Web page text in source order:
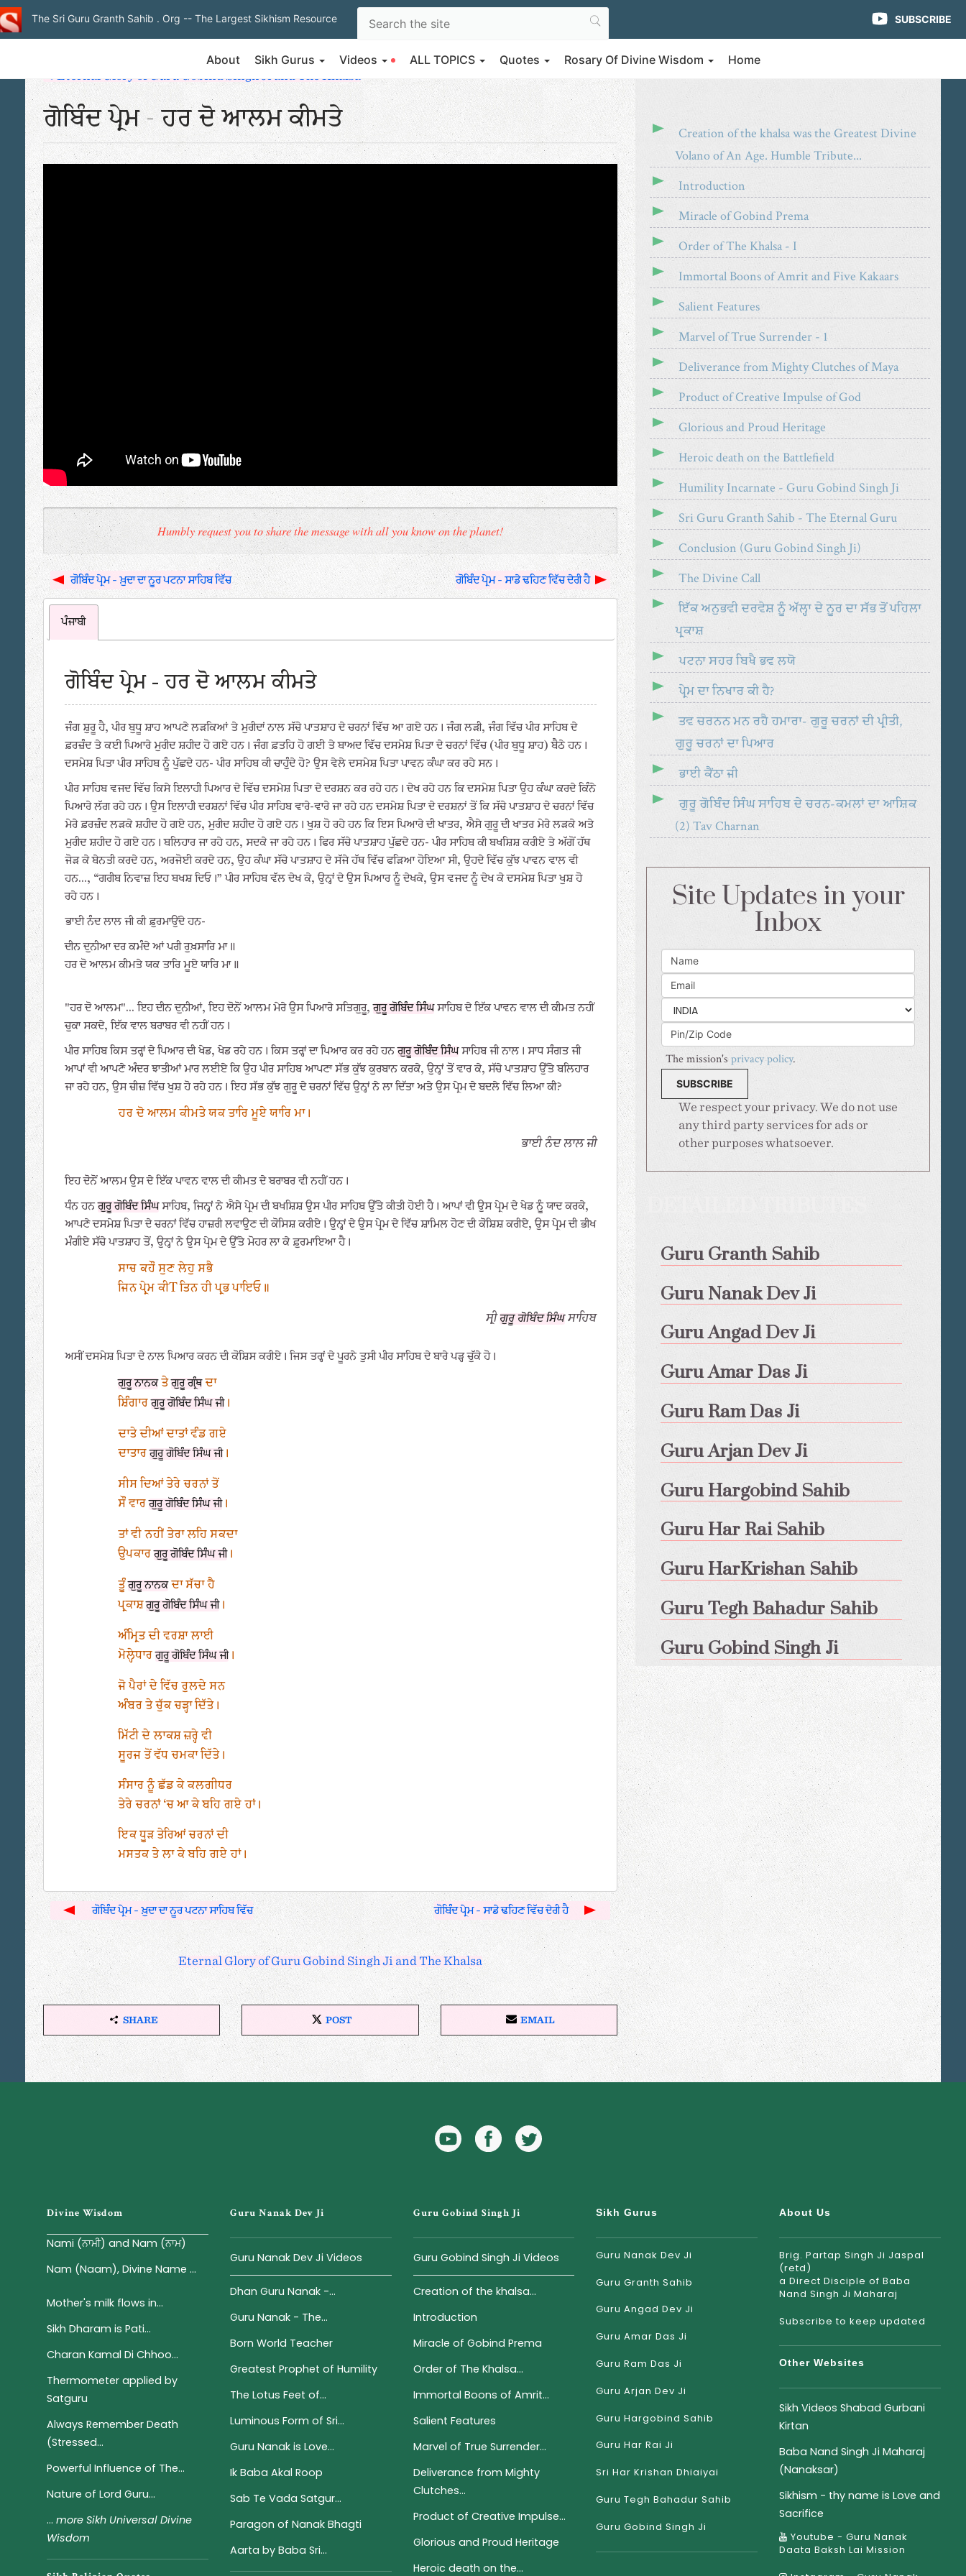
The Sri Guru Granth Sahib . Org -- The Largest Sikhism Resource SUBSCRIBE
About Sikh Gurus Videos ALL TOPICS Quotes Rosary Of Divine Wisdom Home
ਗੋਬਿੰਦ ਪ੍ਰੇਮ - ਹਰ ਦੋ ਆਲਮ ਕੀਮਤੇ
Humbly request you to share the message with all you know on the planet!
ਗੋਬਿੰਦ ਪ੍ਰੇਮ - ਖ਼ੁਦਾ ਦਾ ਨੂਰ ਪਟਨਾ ਸਾਹਿਬ ਵਿੱਚ ਗੋਬਿੰਦ ਪ੍ਰੇਮ - ਸਾਡੇ ਢਹਿਣ ਵਿੱਚ ਦੇਰੀ ਹੈ
ਪੰਜਾਬੀ
ਗੋਬਿੰਦ ਪ੍ਰੇਮ - ਹਰ ਦੋ ਆਲਮ ਕੀਮਤੇ
ਜੰਗ ਸ਼ੁਰੂ ਹੈ, ਪੀਰ ਬੁਧੂ ਸ਼ਾਹ ਆਪਣੇ ਲੜਕਿਆਂ ਤੇ ਮੁਰੀਦਾਂ ਨਾਲ ਸੱਚੇ ਪਾਤਸ਼ਾਹ ਦੇ ਚਰਨਾਂ ਵਿੱਚ ਆ ਗਏ ਹਨ। ਜੰਗ ਲੜੀ, ਜੰਗ ਵਿੱਚ ਪੀਰ ਸਾਹਿਬ ਦੇ
ਫ਼ਰਜ਼ੰਦ ਤੇ ਕਈ ਪਿਆਰੇ ਮੁਰੀਦ ਸ਼ਹੀਦ ਹੋ ਗਏ ਹਨ। ਜੰਗ ਫ਼ਤਹਿ ਹੋ ਗਈ ਤੇ ਬਾਅਦ ਵਿੱਚ ਦਸਮੇਸ਼ ਪਿਤਾ ਦੇ ਚਰਨਾਂ ਵਿੱਚ (ਪੀਰ ਬੁਧੂ ਸ਼ਾਹ) ਬੈਠੇ ਹਨ।
ਦਸਮੇਸ਼ ਪਿਤਾ ਪੀਰ ਸਾਹਿਬ ਨੂੰ ਪੁੱਛਦੇ ਹਨ- ਪੀਰ ਸਾਹਿਬ ਕੀ ਚਾਹੁੰਦੇ ਹੋ? ਉਸ ਵੇਲੇ ਦਸਮੇਸ਼ ਪਿਤਾ ਪਾਵਨ ਕੰਘਾ ਕਰ ਰਹੇ ਸਨ।
ਪੀਰ ਸਾਹਿਬ ਵਜਦ ਵਿੱਚ ਕਿਸੇ ਇਲਾਹੀ ਪਿਆਰ ਦੇ ਵਿੱਚ ਦਸਮੇਸ਼ ਪਿਤਾ ਦੇ ਦਰਸ਼ਨ ਕਰ ਰਹੇ ਹਨ। ਦੇਖ ਰਹੇ ਹਨ ਕਿ ਦਸਮੇਸ਼ ਪਿਤਾ ਉਹ ਕੰਘਾ ਕਰਦੇ ਕਿੰਨੇ
ਪਿਆਰੇ ਲੱਗ ਰਹੇ ਹਨ। ਉਸ ਇਲਾਹੀ ਦਰਸ਼ਨਾਂ ਵਿੱਚ ਪੀਰ ਸਾਹਿਬ ਵਾਰੇ-ਵਾਰੇ ਜਾ ਰਹੇ ਹਨ ਦਸਮੇਸ਼ ਪਿਤਾ ਦੇ ਦਰਸ਼ਨਾਂ ਤੋਂ ਕਿ ਸੱਚੇ ਪਾਤਸ਼ਾਹ ਦੇ ਚਰਨਾਂ ਵਿੱਚ
ਮੇਰੇ ਫ਼ਰਜ਼ੰਦ ਲੜਕੇ ਸ਼ਹੀਦ ਹੋ ਗਏ ਹਨ, ਮੁਰੀਦ ਸ਼ਹੀਦ ਹੋ ਗਏ ਹਨ। ਖੁਸ਼ ਹੋ ਰਹੇ ਹਨ ਕਿ ਇਸ ਪਿਆਰੇ ਦੀ ਖਾਤਰ, ਐਸੇ ਗੁਰੂ ਦੀ ਖਾਤਰ ਮੇਰੇ ਲੜਕੇ ਅਤੇ
ਮੁਰੀਦ ਸ਼ਹੀਦ ਹੋ ਗਏ ਹਨ। ਬਲਿਹਾਰ ਜਾ ਰਹੇ ਹਨ, ਸਦਕੇ ਜਾ ਰਹੇ ਹਨ। ਫਿਰ ਸੱਚੇ ਪਾਤਸ਼ਾਹ ਪੁੱਛਦੇ ਹਨ- ਪੀਰ ਸਾਹਿਬ ਕੀ ਬਖਸ਼ਿਸ਼ ਕਰੀਏ ਤੇ ਅੱਗੋਂ ਹੱਥ
ਜੋੜ ਕੇ ਬੇਨਤੀ ਕਰਦੇ ਹਨ, ਅਰਜੋਈ ਕਰਦੇ ਹਨ, ਉਹ ਕੰਘਾ ਸੱਚੇ ਪਾਤਸ਼ਾਹ ਦੇ ਸੱਜੇ ਹੱਥ ਵਿੱਚ ਫੜਿਆ ਹੋਇਆ ਸੀ, ਉਹਦੇ ਵਿੱਚ ਕੁੱਝ ਪਾਵਨ ਵਾਲ ਵੀ
ਹਨ..., “ਗਰੀਬ ਨਿਵਾਜ਼ ਇਹ ਬਖਸ਼ ਦਿਓ।” ਪੀਰ ਸਾਹਿਬ ਵੱਲ ਦੇਖ ਕੇ, ਉਨ੍ਹਾਂ ਦੇ ਉਸ ਪਿਆਰ ਨੂੰ ਦੇਖਕੇ, ਉਸ ਵਜਦ ਨੂੰ ਦੇਖ ਕੇ ਦਸਮੇਸ਼ ਪਿਤਾ ਖੁਸ਼ ਹੋ
ਰਹੇ ਹਨ।
ਭਾਈ ਨੰਦ ਲਾਲ ਜੀ ਕੀ ਫ਼ੁਰਮਾਉਂਦੇ ਹਨ-
ਦੀਨ ਦੁਨੀਆ ਦਰ ਕਮੰਦੇ ਆਂ ਪਰੀ ਰੁਖ਼ਸਾਰਿ ਮਾ॥
ਹਰ ਦੋ ਆਲਮ ਕੀਮਤੇ ਯਕ ਤਾਰਿ ਮੂਏ ਯਾਰਿ ਮਾ॥
"ਹਰ ਦੋ ਆਲਮ"... ਇਹ ਦੀਨ ਦੁਨੀਆਂ, ਇਹ ਦੋਨੋਂ ਆਲਮ ਮੇਰੇ ਉਸ ਪਿਆਰੇ ਸਤਿਗੁਰੂ,ਗੁਰੂ ਗੋਬਿੰਦ ਸਿੰਘਸਾਹਿਬ ਦੇ ਇੱਕ ਪਾਵਨ ਵਾਲ ਦੀ ਕੀਮਤ ਨਹੀਂ
ਚੁਕਾ ਸਕਦੇ, ਇੱਕ ਵਾਲ ਬਰਾਬਰ ਵੀ ਨਹੀਂ ਹਨ।
ਪੀਰ ਸਾਹਿਬ ਕਿਸ ਤਰ੍ਹਾਂ ਦੇ ਪਿਆਰ ਦੀ ਖੇਡ, ਖੇਡ ਰਹੇ ਹਨ। ਕਿਸ ਤਰ੍ਹਾਂ ਦਾ ਪਿਆਰ ਕਰ ਰਹੇ ਹਨਗੁਰੂ ਗੋਬਿੰਦ ਸਿੰਘਸਾਹਿਬ ਜੀ ਨਾਲ। ਸਾਧ ਸੰਗਤ ਜੀ
ਆਪਾਂ ਵੀ ਆਪਣੇ ਅੰਦਰ ਝਾਤੀਆਂ ਮਾਰ ਲਈਏ ਕਿ ਉਹ ਪੀਰ ਸਾਹਿਬ ਆਪਣਾ ਸੱਭ ਕੁੱਝ ਕੁਰਬਾਨ ਕਰਕੇ, ਉਨ੍ਹਾਂ ਤੋਂ ਵਾਰ ਕੇ, ਸੱਚੇ ਪਾਤਸ਼ਾਹ ਉੱਤੇ ਬਲਿਹਾਰ
ਜਾ ਰਹੇ ਹਨ, ਉਸ ਚੀਜ਼ ਵਿੱਚ ਖੁਸ਼ ਹੋ ਰਹੇ ਹਨ। ਇਹ ਸੱਭ ਕੁੱਝ ਗੁਰੂ ਦੇ ਚਰਨਾਂ ਵਿੱਚ ਉਨ੍ਹਾਂ ਨੇ ਲਾ ਦਿੱਤਾ ਅਤੇ ਉਸ ਪ੍ਰੇਮ ਦੇ ਬਦਲੇ ਵਿੱਚ ਲਿਆ ਕੀ?
ਹਰ ਦੋ ਆਲਮ ਕੀਮਤੇ ਯਕ ਤਾਰਿ ਮੂਏ ਯਾਰਿ ਮਾ।
ਭਾਈ ਨੰਦ ਲਾਲ ਜੀ
ਇਹ ਦੋਨੋਂ ਆਲਮ ਉਸ ਦੇ ਇੱਕ ਪਾਵਨ ਵਾਲ ਦੀ ਕੀਮਤ ਦੇ ਬਰਾਬਰ ਵੀ ਨਹੀਂ ਹਨ।
ਧੰਨ ਹਨਗੁਰੂ ਗੋਬਿੰਦ ਸਿੰਘਸਾਹਿਬ, ਜਿਨ੍ਹਾਂ ਨੇ ਐਸੇ ਪ੍ਰੇਮ ਦੀ ਬਖਸ਼ਿਸ਼ ਉਸ ਪੀਰ ਸਾਹਿਬ ਉੱਤੇ ਕੀਤੀ ਹੋਈ ਹੈ। ਆਪਾਂ ਵੀ ਉਸ ਪ੍ਰੇਮ ਦੇ ਖੇਡ ਨੂੰ ਯਾਦ ਕਰਕੇ,
ਆਪਣੇ ਦਸਮੇਸ਼ ਪਿਤਾ ਦੇ ਚਰਨਾਂ ਵਿੱਚ ਹਾਜ਼ਰੀ ਲਵਾਉਣ ਦੀ ਕੋਸਿਸ਼ ਕਰੀਏ। ਉਨ੍ਹਾਂ ਦੇ ਉਸ ਪ੍ਰੇਮ ਦੇ ਵਿੱਚ ਸ਼ਾਮਿਲ ਹੋਣ ਦੀ ਕੋਸ਼ਿਸ਼ ਕਰੀਏ, ਉਸ ਪ੍ਰੇਮ ਦੀ ਭੀਖ
ਮੰਗੀਏ ਸੱਚੇ ਪਾਤਸ਼ਾਹ ਤੋਂ, ਉਨ੍ਹਾਂ ਨੇ ਉਸ ਪ੍ਰੇਮ ਦੇ ਉੱਤੇ ਮੋਹਰ ਲਾ ਕੇ ਫ਼ੁਰਮਾਇਆ ਹੈ।
ਸਾਚ ਕਹੌ ਸੁਣ ਲੇਹੁ ਸਭੈ
ਜਿਨ ਪ੍ਰੇਮ ਕੀT ਤਿਨ ਹੀ ਪ੍ਰਭ ਪਾਇਓ॥
ਸ੍ਰੀਗੁਰੂ ਗੋਬਿੰਦ ਸਿੰਘਸਾਹਿਬ
ਅਸੀਂ ਦਸਮੇਸ਼ ਪਿਤਾ ਦੇ ਨਾਲ ਪਿਆਰ ਕਰਨ ਦੀ ਕੋਸ਼ਿਸ ਕਰੀਏ। ਜਿਸ ਤਰ੍ਹਾਂ ਦੇ ਪੂਰਨੇ ਤੁਸੀ ਪੀਰ ਸਾਹਿਬ ਦੇ ਬਾਰੇ ਪੜ੍ਹ ਚੁੱਕੇ ਹੋ।
ਗੁਰੂ ਨਾਨਕਤੇਗੁਰੂ ਗ੍ਰੰਥਦਾ
ਸ਼ਿੰਗਾਰਗੁਰੂ ਗੋਬਿੰਦ ਸਿੰਘ ਜੀ।
ਦਾਤੇ ਦੀਆਂ ਦਾਤਾਂ ਵੰਡ ਗਏ
ਦਾਤਾਰਗੁਰੂ ਗੋਬਿੰਦ ਸਿੰਘ ਜੀ।
ਸੀਸ ਦਿਆਂ ਤੇਰੇ ਚਰਨਾਂ ਤੋਂ
ਸੌ ਵਾਰਗੁਰੂ ਗੋਬਿੰਦ ਸਿੰਘ ਜੀ।
ਤਾਂ ਵੀ ਨਹੀਂ ਤੇਰਾ ਲਹਿ ਸਕਦਾ
ਉਪਕਾਰਗੁਰੂ ਗੋਬਿੰਦ ਸਿੰਘ ਜੀ।
ਤੂੰਗੁਰੂ ਨਾਨਕਦਾ ਸੱਚਾ ਹੈ
ਪ੍ਰਕਾਸ਼ਗੁਰੂ ਗੋਬਿੰਦ ਸਿੰਘ ਜੀ।
ਅੰਮ੍ਰਿਤ ਦੀ ਵਰਸ਼ਾ ਲਾਈ
ਮੋਲ੍ਹੇਧਾਰਗੁਰੂ ਗੋਬਿੰਦ ਸਿੰਘ ਜੀ।
ਜੋ ਪੈਰਾਂ ਦੇ ਵਿੱਚ ਰੁਲਦੇ ਸਨ
ਅੰਬਰ ਤੇ ਚੁੱਕ ਚੜ੍ਹਾ ਦਿੱਤੇ।
ਮਿੱਟੀ ਦੇ ਲਾਕਸ਼ ਜ਼ਰ੍ਹੇ ਵੀ
ਸੂਰਜ ਤੋਂ ਵੱਧ ਚਮਕਾ ਦਿੱਤੇ।
ਸੰਸਾਰ ਨੂੰ ਛੱਡ ਕੇ ਕਲਗੀਧਰ
ਤੇਰੇ ਚਰਨਾਂ ‘ਚ ਆ ਕੇ ਬਹਿ ਗਏ ਹਾਂ।
ਇਕ ਧੂੜ ਤੇਰਿਆਂ ਚਰਨਾਂ ਦੀ
ਮਸਤਕ ਤੇ ਲਾ ਕੇ ਬਹਿ ਗਏ ਹਾਂ।
ਗੋਬਿੰਦ ਪ੍ਰੇਮ - ਖ਼ੁਦਾ ਦਾ ਨੂਰ ਪਟਨਾ ਸਾਹਿਬ ਵਿੱਚ ਗੋਬਿੰਦ ਪ੍ਰੇਮ - ਸਾਡੇ ਢਹਿਣ ਵਿੱਚ ਦੇਰੀ ਹੈ
Eternal Glory of Guru Gobind Singh Ji and The Khalsa
H
A
C
L
E
SHARE
O
S
POST
EMAIL
Creation of the khalsa was the Greatest Divine
Volano of An Age. Humble Tribute...
Introduction
Miracle of Gobind Prema
Order of The Khalsa - I
Immortal Boons of Amrit and Five Kakaars
Salient Features
Marvel of True Surrender - 1
Deliverance from Mighty Clutches of Maya
Product of Creative Impulse of God
Glorious and Proud Heritage
Heroic death on the Battlefield
Humility Incarnate - Guru Gobind Singh Ji
Sri Guru Granth Sahib - The Eternal Guru
Conclusion (Guru Gobind Singh Ji)
The Divine Call
ਇੱਕ ਅਨੁਭਵੀ ਦਰਵੇਸ਼ ਨੂੰ ਅੱਲ੍ਹਾ ਦੇ ਨੂਰ ਦਾ ਸੱਭ ਤੋਂ ਪਹਿਲਾ
ਪ੍ਰਕਾਸ਼
ਪਟਨਾ ਸਹਰ ਬਿਖੈ ਭਵ ਲਯੋ
ਪ੍ਰੇਮ ਦਾ ਨਿਖਾਰ ਕੀ ਹੈ?
ਤਵ ਚਰਨਨ ਮਨ ਰਹੈ ਹਮਾਰਾ- ਗੁਰੂ ਚਰਨਾਂ ਦੀ ਪ੍ਰੀਤੀ,
ਗੁਰੂ ਚਰਨਾਂ ਦਾ ਪਿਆਰ
ਭਾਈ ਕੈਂਠਾ ਜੀ
ਗੁਰੂ ਗੋਬਿੰਦ ਸਿੰਘ ਸਾਹਿਬ ਦੇ ਚਰਨ-ਕਮਲਾਂ ਦਾ ਆਸ਼ਿਕ
(2) Tav Charnan
Site Updates in your
Inbox
The mission'sprivacy policy.
We respect your privacy. We do not use
any third party services for ads or
other purposes whatsoever.
Guru Granth Sahib
Guru Nanak Dev Ji
Guru Angad Dev Ji
Guru Amar Das Ji
Guru Ram Das Ji
Guru Arjan Dev Ji
Guru Hargobind Sahib
Guru Har Rai Sahib
Guru HarKrishan Sahib
Guru Tegh Bahadur Sahib
Guru Gobind Singh Ji
YouTubeFacebook
Icon
Twitter
Divine Wisdom
Nami (ਨਾਮੀ) and Nam (ਨਾਮ)
Nam (Naam), Divine Name ...
Mother's milk flows in...
Sikh Dharam is Pati...
Charan Kamal Di Chhoo...
Thermometer applied by
Satguru
Always Remember Death
(Stressed...
Powerful Influence of The...
Nature of Lord Guru...
... more Sikh Universal Divine
Wisdom
Guru Nanak Dev Ji
Guru Nanak Dev Ji Videos
Dhan Guru Nanak -...
Guru Nanak - The...
Born World Teacher
Greatest Prophet of Humility
The Lotus Feet of...
Luminous Form of Sri...
Guru Nanak is Love...
Ik Baba Akal Roop
Sab Te Vada Satgur...
Paragon of Nanak Bhagti
Aarta by Baba Sri...
Guru Gobind Singh Ji
Guru Gobind Singh Ji Videos
Creation of the khalsa...
Introduction
Miracle of Gobind Prema
Order of The Khalsa...
Immortal Boons of Amrit...
Salient Features
Marvel of True Surrender...
Deliverance from Mighty
Clutches...
Product of Creative Impulse...
Glorious and Proud Heritage
Heroic death on the...
Sikh Gurus
Guru Nanak Dev Ji
Guru Granth Sahib
Guru Angad Dev Ji
Guru Amar Das Ji
Guru Ram Das Ji
Guru Arjan Dev Ji
Guru Hargobind Sahib
Guru Har Rai Ji
Sri Har Krishan Dhiaiyai
Guru Tegh Bahadur Sahib
Guru Gobind Singh Ji
About Us
Brig. Partap Singh Ji Jaspal
(retd)
a Direct Disciple of Baba
Nand Singh Ji Maharaj
Subscribe to keep updated
Other Websites
Sikh Videos Shabad Gurbani
Kirtan
Baba Nand Singh Ji Maharaj
(Nanaksar)
Sikhism - thy name is Love and
Sacrifice
Youtube - Guru Nanak
Daata Baksh Lai Mission